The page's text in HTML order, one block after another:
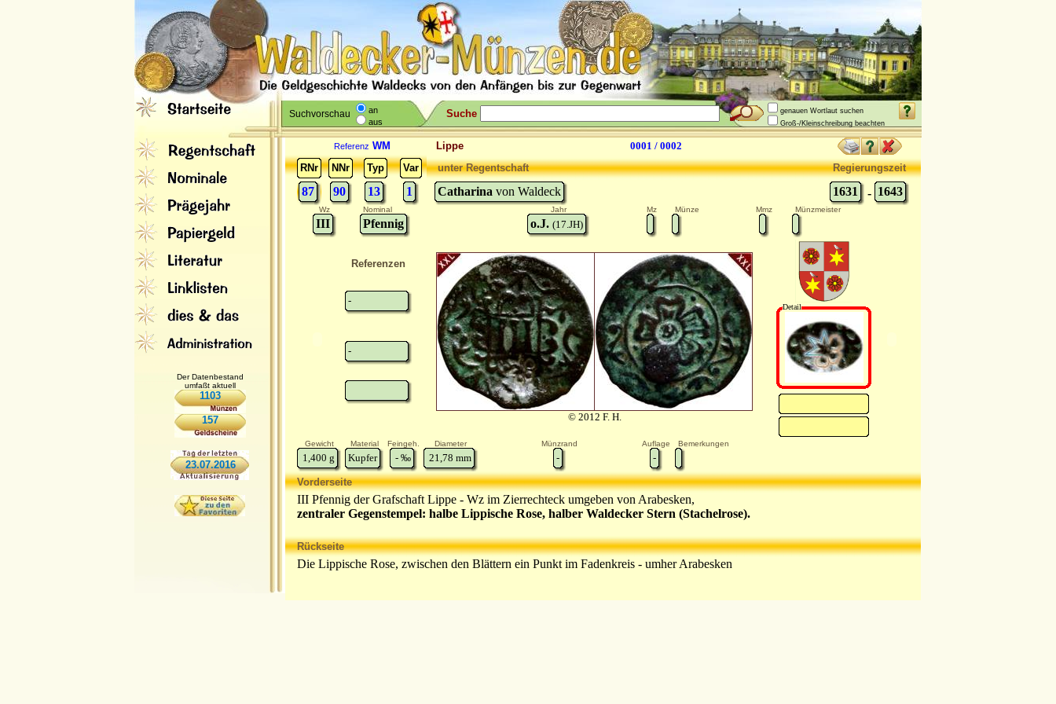
Suchvorschau
an
aus
Suche
genauen Wortlaut suchen
Groß-/Kleinschreibung beachten
Der Datenbestand
umfaßt aktuell
1103
157
23.07.2016
Referenz WM Lippe
0001 / 0002
RNr
NNr Typ Var
87 90 13 1
unter Regentschaft Regierungszeit
Catharina von Waldeck 1631 - 1643
Wz Nominal Jahr Mz Münze Mmz Münzmeister
III Pfennig o.J. (17.JH)
Referenzen
-
-
© 2012 F. H.
Detail
Gewicht Material Feingeh. Diameter Münzrand Auflage Bemerkungen
1,400 g Kupfer - ‰ 21,78 mm - -
Vorderseite
III Pfennig der Grafschaft Lippe - Wz im Zierrechteck umgeben von Arabesken,
zentraler Gegenstempel: halbe Lippische Rose, halber Waldecker Stern (Stachelrose).
Rückseite
Die Lippische Rose, zwischen den Blättern ein Punkt im Fadenkreis - umher Arabesken